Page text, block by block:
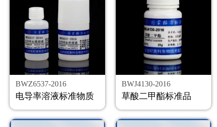
BWZ6537-2016
电导率溶液标准物质
BWJ4130-2016
草酸二甲酯标准品
公司主页
购物车
会员中心
联系我们
返回主页